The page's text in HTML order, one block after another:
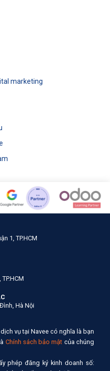
marketing
1, TP.HCM
Hà Nội
vụ tại Navee có nghĩa là bạn
Chính sách bảo mật của chúng
phép đăng ký kinh doanh số: